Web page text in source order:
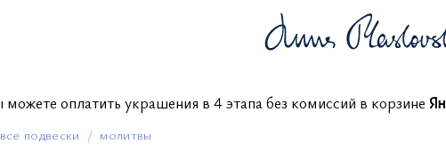
вы можете оплатить украшения в 4 этапа без комиссий в корзине
все подвески молитвы